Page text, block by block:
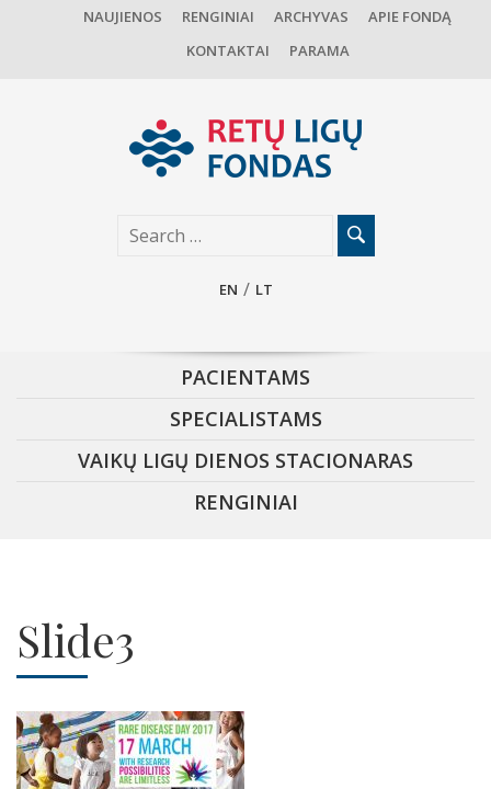
NAUJIENOS RENGINIAI ARCHYVAS
APIE FONDĄ
KONTAKTAI
PARAMA
EN LT
PACIENTAMS
SPECIALISTAMS
VAIKŲ LIGŲ DIENOS STACIONARAS
RENGINIAI
Slide3